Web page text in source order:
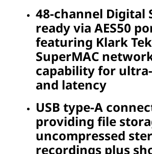
48-channel Digital
ready via AES50
featuring Klark
SuperMAC
capability for
and latency
USB type-A
providing file
uncompressed
recordings plus